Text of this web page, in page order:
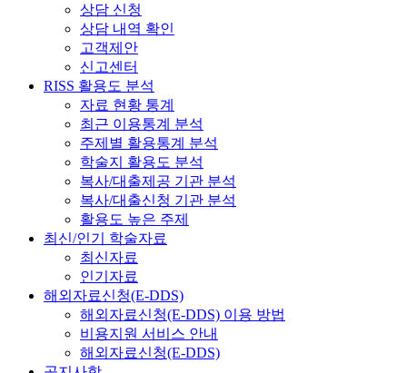
상담 신청
상담 내역 확인
고객제안
신고센터
RISS 활용도 분석
자료 현황 통계
최근 이용통계 분석
주제별 활용통계 분석
학술지 활용도 분석
복사/대출제공 기관 분석
복사/대출신청 기관 분석
활용도 높은 주제
최신/인기 학술자료
최신자료
인기자료
해외자료신청(E-DDS)
해외자료신청(E-DDS) 이용 방법
비용지원 서비스 안내
해외자료신청(E-DDS)